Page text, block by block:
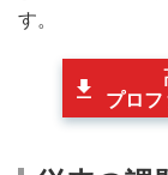
す。
プロ